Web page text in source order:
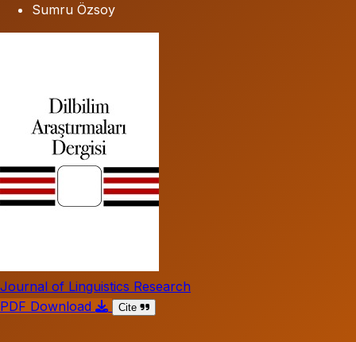
Sumru Özsoy
Journal of Linguistics Research
PDF Download
Cite